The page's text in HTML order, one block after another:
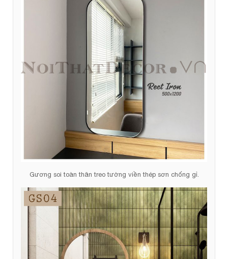
Gương soi toàn thân treo tường viền thép sơn chống gỉ.